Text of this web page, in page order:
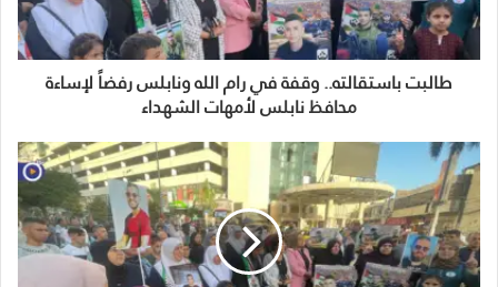
طالبت باستقالته.. وقفة في رام الله ونابلس رفضاً لإساءة
محافظ نابلس لأمهات الشهداء